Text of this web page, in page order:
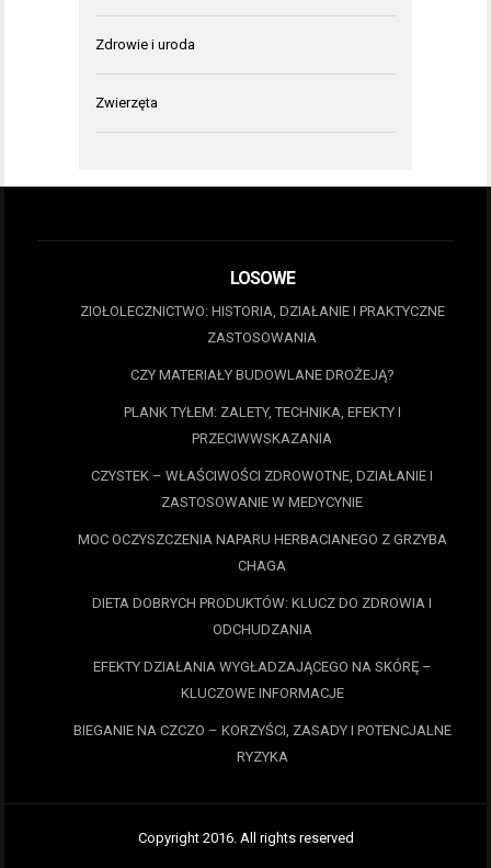
Zdrowie i uroda
Zwierzęta
LOSOWE
ZIOŁOLECZNICTWO: HISTORIA, DZIAŁANIE I PRAKTYCZNE
ZASTOSOWANIA
CZY MATERIAŁY BUDOWLANE DROŻEJĄ?
PLANK TYŁEM: ZALETY, TECHNIKA, EFEKTY I
PRZECIWWSKAZANIA
CZYSTEK – WŁAŚCIWOŚCI ZDROWOTNE, DZIAŁANIE I
ZASTOSOWANIE W MEDYCYNIE
MOC OCZYSZCZENIA NAPARU HERBACIANEGO Z GRZYBA
CHAGA
DIETA DOBRYCH PRODUKTÓW: KLUCZ DO ZDROWIA I
ODCHUDZANIA
EFEKTY DZIAŁANIA WYGŁADZAJĄCEGO NA SKÓRĘ –
KLUCZOWE INFORMACJE
BIEGANIE NA CZCZO – KORZYŚCI, ZASADY I POTENCJALNE
RYZYKA
Copyright 2016. All rights reserved